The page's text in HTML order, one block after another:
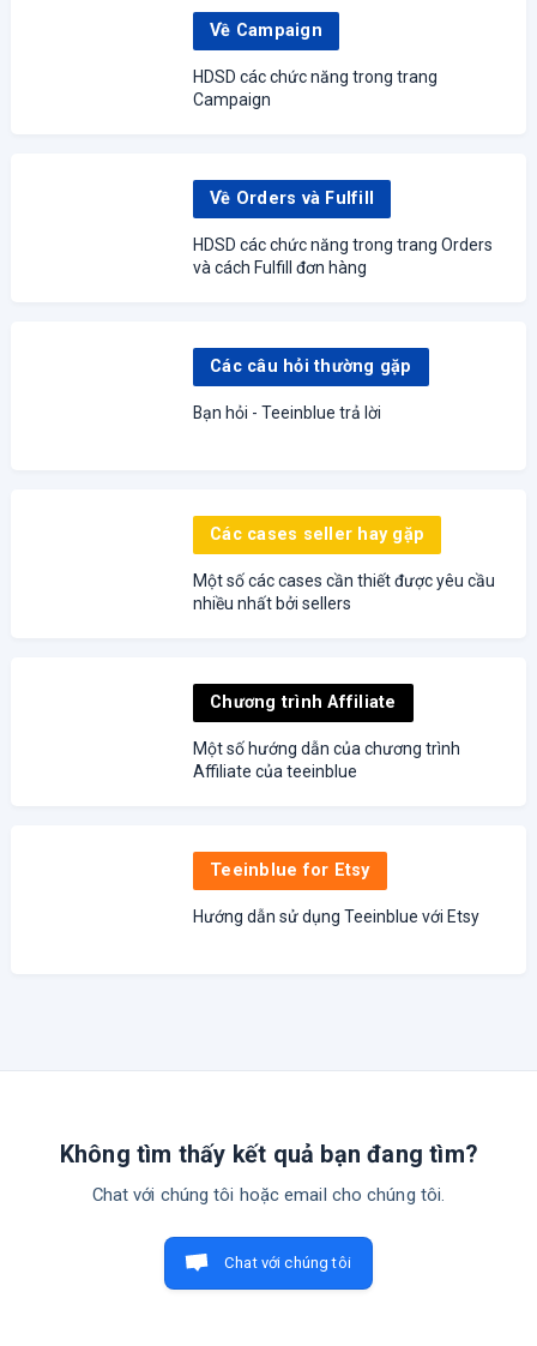
Về Campaign
HDSD các chức năng trong trang
Campaign
Về Orders và Fulfill
HDSD các chức năng trong trang Orders
và cách Fulfill đơn hàng
Các câu hỏi thường gặp
Bạn hỏi - Teeinblue trả lời
Các cases seller hay gặp
Một số các cases cần thiết được yêu cầu
nhiều nhất bởi sellers
Chương trình Affiliate
Một số hướng dẫn của chương trình
Affiliate của teeinblue
Teeinblue for Etsy
Hướng dẫn sử dụng Teeinblue với Etsy
Không tìm thấy kết quả bạn đang tìm?
Chat với chúng tôi hoặc email cho chúng tôi.
Chat với chúng tôi